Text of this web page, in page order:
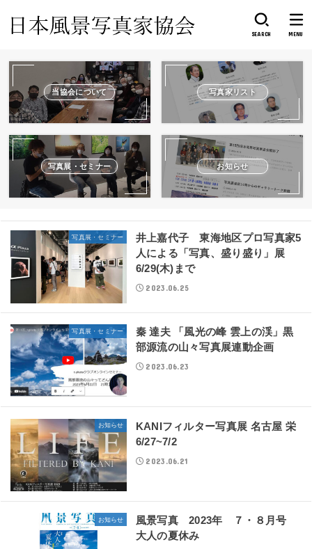
SEARCH MENU
当協会について 写真家リスト
写真展・セミナー お知らせ
写真展・セミナー
井上嘉代子 東海地区プロ写真家5
人による「写真、盛り盛り」展
6/29(木)まで
2023.06.25
写真展・セミナー
秦 達夫 「風光の峰 雲上の渓」黒
部源流の山々写真展連動企画
2023.06.23
お知らせ
KANIフィルター写真展 名古屋 栄
6/27~7/2
2023.06.21
お知らせ
風景写真 2023年 ７・８月号
大人の夏休み